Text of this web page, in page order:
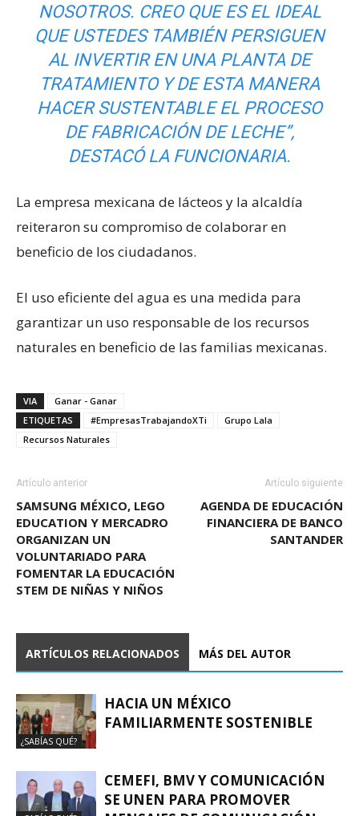
NOSOTROS. CREO QUE ES EL IDEAL
QUE USTEDES TAMBIÉN PERSIGUEN
AL INVERTIR EN UNA PLANTA DE
TRATAMIENTO Y DE ESTA MANERA
HACER SUSTENTABLE EL PROCESO
DE FABRICACIÓN DE LECHE”,
DESTACÓ LA FUNCIONARIA.
La empresa mexicana de lácteos y la alcaldía
reiteraron su compromiso de colaborar en
beneficio de los ciudadanos.
El uso eficiente del agua es una medida para
garantizar un uso responsable de los recursos
naturales en beneficio de las familias mexicanas.
VIA
Ganar - Ganar
ETIQUETAS
#EmpresasTrabajandoXTi
Grupo Lala
Recursos Naturales
Artículo anterior
SAMSUNG MÉXICO, LEGO
EDUCATION Y MERCADRO
ORGANIZAN UN
VOLUNTARIADO PARA
FOMENTAR LA EDUCACIÓN
STEM DE NIÑAS Y NIÑOS
Artículo siguiente
AGENDA DE EDUCACIÓN
FINANCIERA DE BANCO
SANTANDER
ARTÍCULOS RELACIONADOS MÁS DEL AUTOR
¿SABÍAS QUÉ?
HACIA UN MÉXICO
FAMILIARMENTE SOSTENIBLE
CEMEFI, BMV Y COMUNICACIÓN
SE UNEN PARA PROMOVER